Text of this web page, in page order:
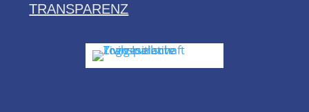
TRANSPARENZ